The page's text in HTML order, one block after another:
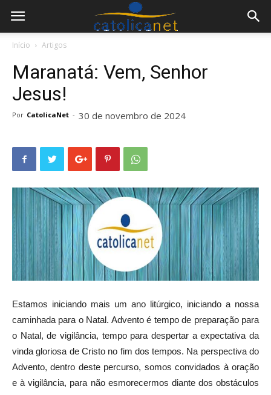
Início Artigos
Maranatá: Vem, Senhor
Jesus!
Por CatolicaNet - 30 de novembro de 2024
Estamos iniciando mais um ano litúrgico, iniciando a nossa
caminhada para o Natal. Advento é tempo de preparação para
o Natal, de vigilância, tempo para despertar a expectativa da
vinda gloriosa de Cristo no fim dos tempos. Na perspectiva do
Advento, dentro deste percurso, somos convidados à oração
e à vigilância, para não esmorecermos diante dos obstáculos